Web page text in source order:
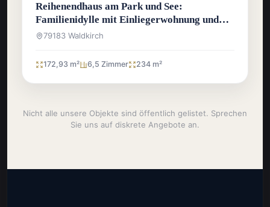
Reihenendhaus am Park und See:
Familienidylle mit Einliegerwohnung und
Traumlage
79183 Waldkirch
172,93 m² 6,5 Zimmer 234 m²
Nicht alle unsere Objekte sind öffentlich gelistet. Sprechen
Sie uns auf diskrete Angebote an.